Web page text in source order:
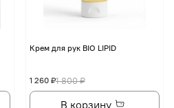
Крем для рук BIO LIPID
1 800 ₽
1 260 ₽
В корзину